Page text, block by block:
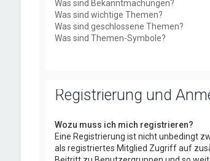
Was sind Bekanntmachungen?
Was sind wichtige Themen?
Was sind geschlossene Themen?
Was sind Themen-Symbole?
Registrierung und
Wozu muss ich mich registrieren?
Eine Registrierung ist nicht unbedingt
als registriertes Mitglied Zugriff auf